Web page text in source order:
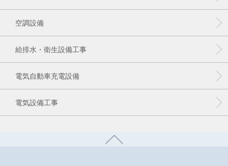
空調設備
給排水・衛生設備工事
電気自動車充電設備
電気設備工事